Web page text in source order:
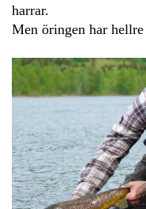
harrar.
Men öringen har